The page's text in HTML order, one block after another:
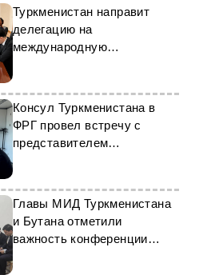
Туркменистан направит
делегацию на
международную
Женеву
Консул Туркменистана в
ФРГ провел встречу с
представителем
«Commerzbank AG»
Главы МИД Туркменистана
и Бутана отметили
важность конференции